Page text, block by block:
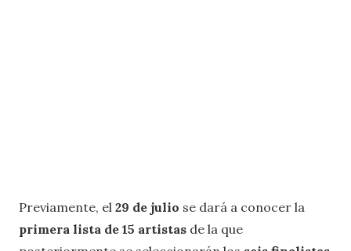
Previamente, el 29 de julio se dará a conocer la
primera lista de 15 artistas de la que